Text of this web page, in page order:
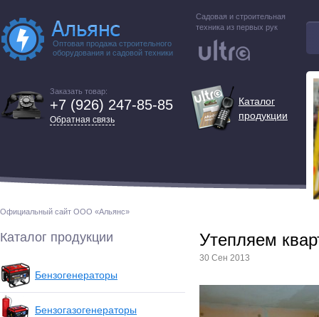
Оптовая продажа строительного
оборудования и садовой техники
Садовая и строительная
техника из первых рук
Заказать товар:
+7 (926) 247-85-85
Обратная связь
Каталог
продукции
Официальный сайт ООО «Альянс»
Каталог продукции
Бензогенераторы
Бензогазогенераторы
Утепляем
30 Сен 2013